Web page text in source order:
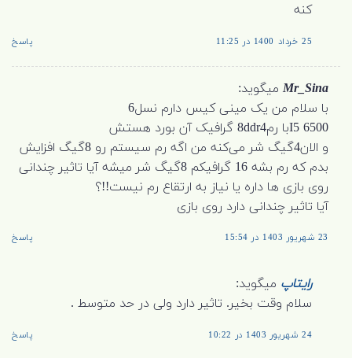
کنه
25 خرداد 1400 در 11:25 پاسخ
Mr_Sina میگوید:
با سلام من یک مینی کیس دارم نسل6
I5 6500با رم8ddr4 گرافیک آن بورد هستش
و الان4گیگ شر می‌کنه من اگه رم سیستم رو 8گیگ افزایش
بدم که رم بشه 16 گرافیکم 8گیگ شر میشه آیا تاثیر چندانی
روی بازی ها داره یا نیاز به ارتقاع رم نیست!!؟
آیا تاثیر چندانی دارد روی بازی
23 شهریور 1403 در 15:54 پاسخ
رایتاپ میگوید:
سلام وقت بخیر. تاثیر دارد ولی در حد متوسط .
24 شهریور 1403 در 10:22 پاسخ